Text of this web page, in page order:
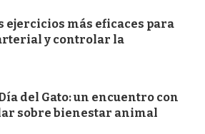
ejercicios más eficaces para
y controlar la
del Gato: un encuentro con
sobre bienestar animal